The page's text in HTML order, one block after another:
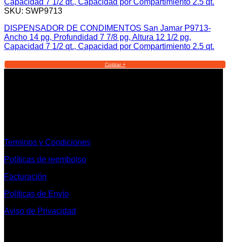
SKU: SWP9713
DISPENSADOR DE CONDIMENTOS San Jamar P9713-
Ancho 14 pg, Profundidad 7 7/8 pg, Altura 12 1/2 pg,
Capacidad 7 1/2 qt., Capacidad por Compartimiento 2.5 qt.
Cotizar +
Terminos y Condiciones
Políticas de reembolso
Facturación
Políticas de Envío
Aviso de Privacidad